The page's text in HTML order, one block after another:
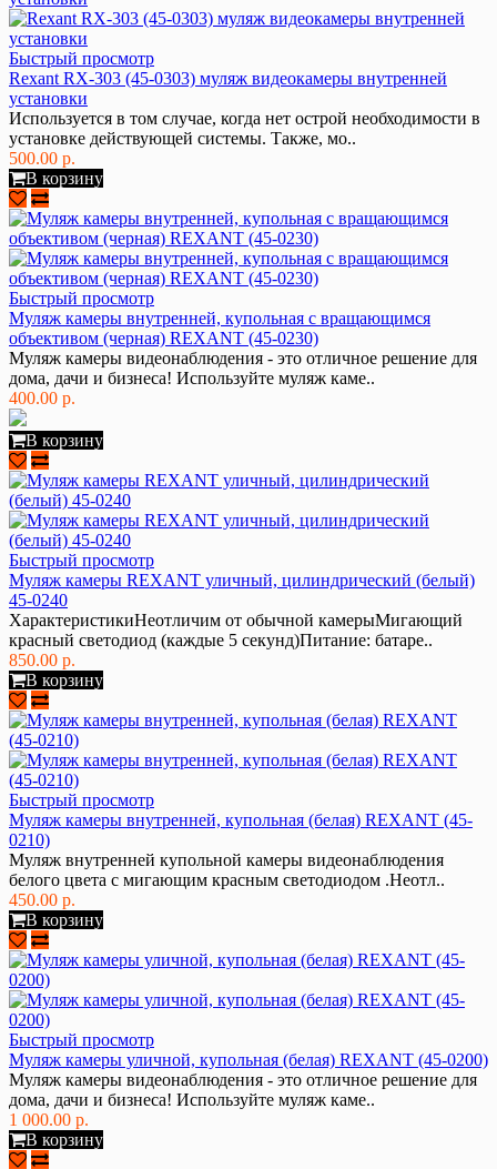
Быстрый просмотр
Rexant RX-303 (45-0303) муляж видеокамеры внутренней
установки
Используется в том случае, когда нет острой необходимости в
установке действующей системы. Также, мо..
500.00 р.
В корзину
Быстрый просмотр
Муляж камеры внутренней, купольная с вращающимся
объективом (черная) REXANT (45-0230)
Муляж камеры видеонаблюдения - это отличное решение для
дома, дачи и бизнеса! Используйте муляж каме..
400.00 р.
В корзину
Быстрый просмотр
Муляж камеры REXANT уличный, цилиндрический (белый)
45-0240
ХарактеристикиНеотличим от обычной камерыМигающий
красный светодиод (каждые 5 секунд)Питание: батаре..
850.00 р.
В корзину
Быстрый просмотр
Муляж камеры внутренней, купольная (белая) REXANT (45-
0210)
Муляж внутренней купольной камеры видеонаблюдения
белого цвета с мигающим красным светодиодом .Неотл..
450.00 р.
В корзину
Быстрый просмотр
Муляж камеры уличной, купольная (белая) REXANT (45-0200)
Муляж камеры видеонаблюдения - это отличное решение для
дома, дачи и бизнеса! Используйте муляж каме..
1 000.00 р.
В корзину